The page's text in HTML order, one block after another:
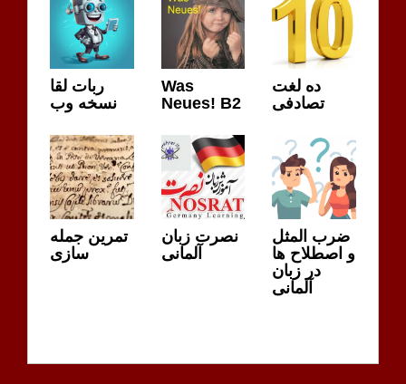
ربات لقا
نسخه وب
Was
Neues! B2
ده لغت
تصادفی
تمرین جمله
سازی
نصرت زبان
آلمانی
ضرب المثل
و اصطلاح ها
در زبان
آلمانی